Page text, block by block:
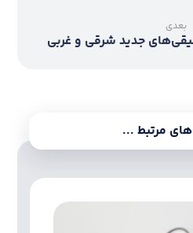
بعدی
جدید شرقی و غربی
مرتبط ...